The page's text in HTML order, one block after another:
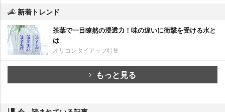
新着トレンド
茶葉で一目瞭然の浸透力！味の違いに衝撃を受ける水と
は
オリコンタイアップ特集
もっと見る